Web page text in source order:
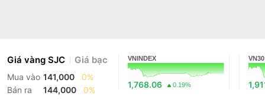
Giá vàng SJC Giá bạc
Mua vào 141,000
0%
Bán ra
144,000 0%
VNINDEX
1,768.06 0.19%
VN30